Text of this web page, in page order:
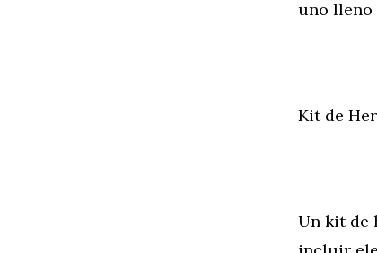
uno lleno
Kit de
Un kit de